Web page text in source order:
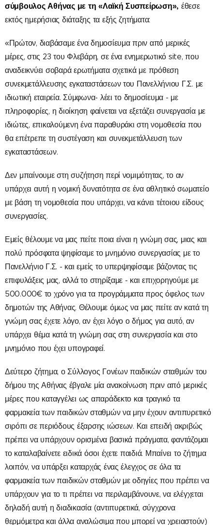
σύμβουλος Αθήνας με τη «Λαϊκή Συσπείρωση», έθεσε
εκτός ημερήσιας διάταξης τα εξής ζητήματα:
«Πρώτον, διαβάσαμε ένα δημοσίευμα πριν από μερικές
μέρες, στις 23 του Φλεβάρη, σε ένα ενημερωτικό site, που
αναδεικνύει σοβαρά ερωτήματα σχετικά με πρόθεση
συνεκμετάλλευσης εγκαταστάσεων του Πανελλήνιου Γ.Σ. με
ιδιωτική εταιρεία. Σύμφωνα- λέει το δημοσίευμα - με
πληροφορίες, η διοίκηση φαίνεται να εξετάζει συνεργασία με
ιδιώτες, επικαλούμενη ένα παραθυράκι στη νομοθεσία που
θα επέτρεπε τη συστέγαση και συνεκμετάλλευση των
εγκαταστάσεων.
Δεν μπαίνουμε στη συζήτηση περί νομιμότητας, το αν
υπάρχει αυτή η νομική δυνατότητα σε ένα αθλητικό σωματείο
με βάση τη νομοθεσία που υπάρχει, να κάνει τέτοιου είδους
συνεργασίες.
Εμείς θέλουμε να μας πείτε ποια είναι η γνώμη σας, μιας και
πολύ πρόσφατα ψηφίσαμε το μνημόνιο συνεργασίας με το
Πανελλήνιο Γ.Σ. - και εμείς το υπερψηφίσαμε βάζοντας τις
επιφυλάξεις μας, αλλά το στηρίξαμε - και επιχορηγούμε με
500.000€ το χρόνο για τα προγράμματα προς όφελος των
δημοτών της Αθήνας. Θέλουμε όμως να μας πείτε αν κατά τη
γνώμη σας έχετε λόγο, αν έχει λόγο ο δήμος για αυτό, αν
υπάρχει θέμα κατά τη γνώμη σας στη συνεργασία και στο
μνημόνιο που έχει υπογραφεί.
Δεύτερο ζήτημα, ο Σύλλογος Γονέων παιδικών σταθμών του
δήμου της Αθήνας έβγαλε μία ανακοίνωση πριν από μερικές
μέρες που καταγγέλει ως απαράδεκτο και τραγικό τα
φαρμακεία των παιδικών σταθμών να μην έχουν αντιπυρετικό
σιρόπι σε περιόδους έξαρσης ιώσεων. Και επειδή ακριβώς
πρέπει να υπάρχουν ορισμένα βασικά πράγματα, φαντάζομαι
το καταλαβαίνετε ειδικά όσοι έχετε παιδιά. Μπαίνει το ζήτημα
λοιπόν, να υπάρξει καταρχάς ένας έλεγχος σε όλα τα
φαρμακεία των παιδικών σταθμών με οδηγίες που πρέπει να
υπάρχουν για το τι πρέπει να περιλαμβάνουνε, να ελέγχεται
δηλαδή αυτή η διαδικασία (αντιπυρετικά, σύγχρονα
θερμόμετρα και άλλα αναλώσιμα που μπορεί να χρειαστούν)